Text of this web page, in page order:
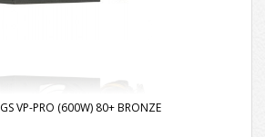
VP-PRO (600W) 80+ BRONZE